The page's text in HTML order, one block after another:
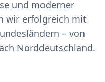
und moderner
wir erfolgreich mit
– von
Norddeutschland.